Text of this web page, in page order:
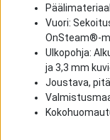
Vuori:
OnSteam®-
Ulkopohja:
ja 3,3 mm
Joustava,